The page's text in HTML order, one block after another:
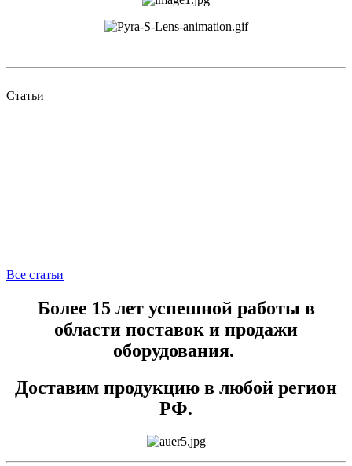
Статьи
Все статьи
Более 15 лет успешной работы в
области поставок и продажи
оборудования.
Доставим продукцию в любой регион
РФ.